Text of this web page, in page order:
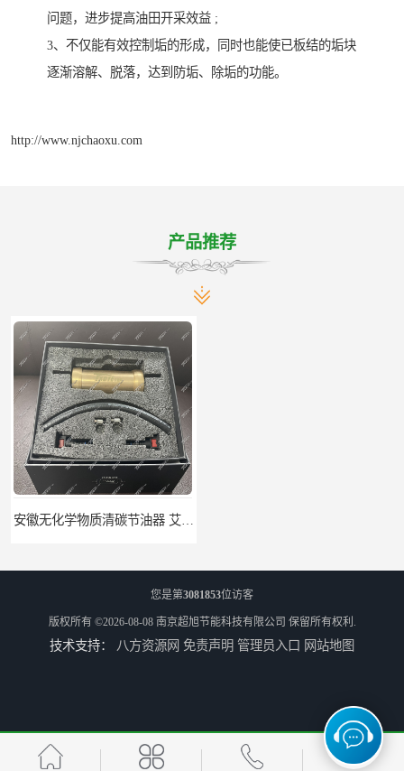
问题，进步提高油田开采效益 ;
3、不仅能有效控制垢的形成，同时也能使已板结的垢块
逐渐溶解、脱落，达到防垢、除垢的功能。
http://www.njchaoxu.com
产品推荐
艾速特清碳节油器 优尾气清碳节油器 节能环保
您是第3081853位访客
版权所有 ©2026-08-08 南京超旭节能科技有限公司 保留所有权利.
技术支持： 八方资源网 免责声明 管理员入口 网站地图